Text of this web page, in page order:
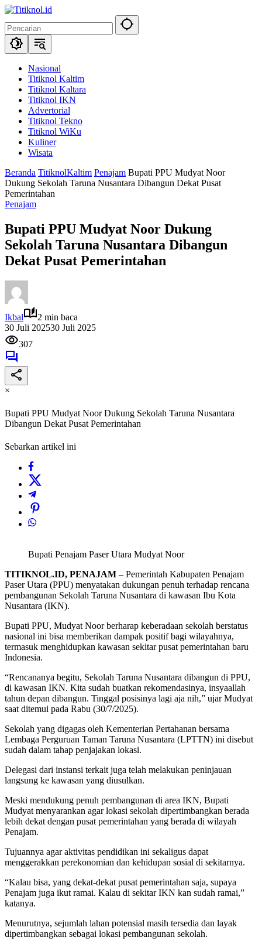
Langsung
konten
Nasional
Titiknol Kaltim
Titiknol Kaltara
Titiknol IKN
Advertorial
Titiknol Tekno
Titiknol WiKu
Kuliner
Wisata
Beranda TitiknolKaltim Penajam Bupati PPU Mudyat Noor
Dukung Sekolah Taruna Nusantara Dibangun Dekat Pusat
Pemerintahan
Penajam
Bupati PPU Mudyat Noor Dukung
Sekolah Taruna Nusantara Dibangun
Dekat Pusat Pemerintahan
Ikbal
2 min baca
30 Juli 202530 Juli 2025
307
×
Bupati PPU Mudyat Noor Dukung Sekolah Taruna Nusantara
Dibangun Dekat Pusat Pemerintahan
Sebarkan artikel ini
Bupati Penajam Paser Utara Mudyat Noor
TITIKNOL.ID, PENAJAM – Pemerintah Kabupaten Penajam
Paser Utara (PPU) menyatakan dukungan penuh terhadap rencana
pembangunan Sekolah Taruna Nusantara di kawasan Ibu Kota
Nusantara (IKN).
Bupati PPU, Mudyat Noor berharap keberadaan sekolah berstatus
nasional ini bisa memberikan dampak positif bagi wilayahnya,
termasuk menghidupkan kawasan sekitar pusat pemerintahan baru
Indonesia.
“Rencananya begitu, Sekolah Taruna Nusantara dibangun di PPU,
di kawasan IKN. Kita sudah buatkan rekomendasinya, insyaallah
tahun depan dibangun. Tinggal posisinya lagi aja nih,” ujar Mudyat
saat ditemui pada Rabu (30/7/2025).
Sekolah yang digagas oleh Kementerian Pertahanan bersama
Lembaga Perguruan Taman Taruna Nusantara (LPTTN) ini disebut
sudah dalam tahap penjajakan lokasi.
Delegasi dari instansi terkait juga telah melakukan peninjauan
langsung ke kawasan yang diusulkan.
Meski mendukung penuh pembangunan di area IKN, Bupati
Mudyat menyarankan agar lokasi sekolah dipertimbangkan berada
lebih dekat dengan pusat pemerintahan yang berada di wilayah
Penajam.
Tujuannya agar aktivitas pendidikan ini sekaligus dapat
menggerakkan perekonomian dan kehidupan sosial di sekitarnya.
“Kalau bisa, yang dekat-dekat pusat pemerintahan saja, supaya
Penajam juga ikut ramai. Kalau di sekitar IKN kan sudah ramai,”
katanya.
Menurutnya, sejumlah lahan potensial masih tersedia dan layak
dipertimbangkan sebagai lokasi pembangunan sekolah.